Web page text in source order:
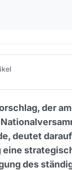
der
deutet
eine
des